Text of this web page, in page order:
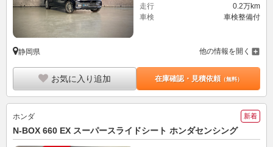
走行
0.2万km
車検
車検整備付
静岡県 他の情報を開く
お気に入り追加 在庫確認・見積依頼（無料）
ホンダ 新着
N-BOX 660 EX スーパースライドシート ホンダセンシング